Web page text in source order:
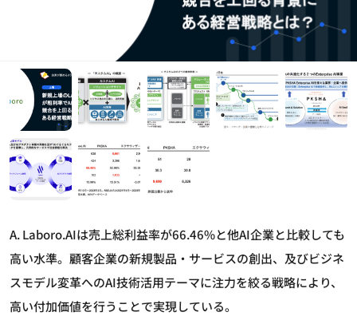
A. Laboro.AIは売上総利益率が66.46%と他AI企業と比較しても
高い水準。顧客企業の新規製品・サービスの創出、及びビジネ
スモデル変革へのAI技術活用テーマに注力を絞る戦略により、
高い付加価値を行うことで実現している。